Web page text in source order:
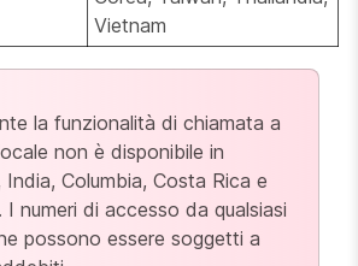
Vietnam
la funzionalità di chiamata a
non è disponibile in
India, Columbia, Costa Rica e
I numeri di accesso da qualsiasi
possono essere soggetti a